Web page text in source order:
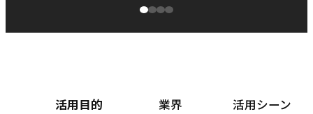
活用目的 業界 活用シーン